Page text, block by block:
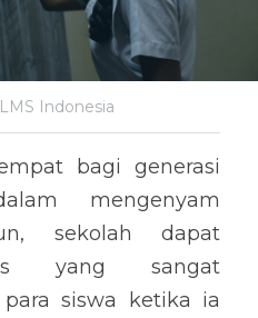
Indonesia
bagi generasi
mengenyam
sekolah dapat
yang sangat
siswa ketika ia